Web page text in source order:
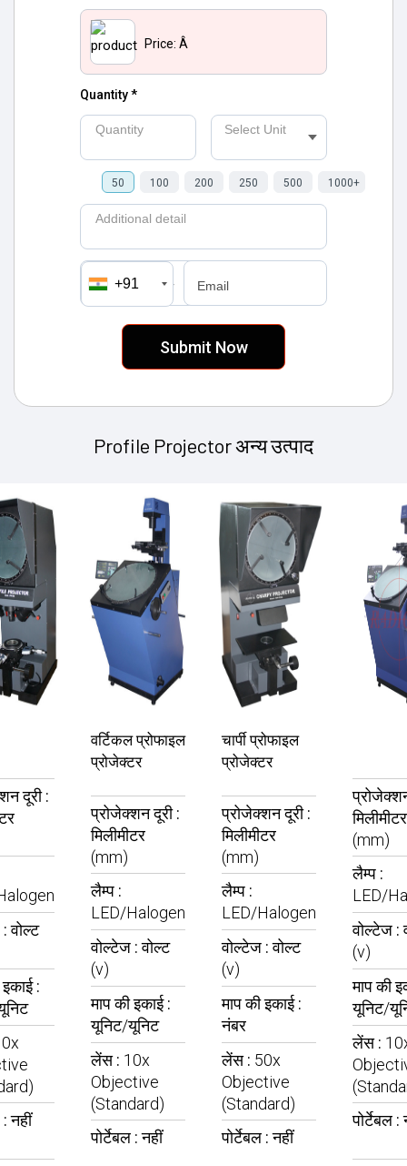
Price:Â
Quantity *
Quantity Select Unit
50 100 200 250 500 1000+
Additional detail
+91
मोबाइल number Email
Profile Projector अन्य उत्पाद
दूरी :
:वोल्ट
:
:नहीं
वर्टिकल प्रोफाइल
प्रोजेक्टर
प्रोजेक्शन दूरी :
मिलीमीटर
(mm)
लैम्प :
LED/Halogen
वोल्टेज :वोल्ट
(v)
माप की इकाई :
यूनिट/यूनिट
लेंस : 10x
Objective
(Standard)
पोर्टेबल :नहीं
चार्पी प्रोफाइल
प्रोजेक्टर
प्रोजेक्शन दूरी :
मिलीमीटर
(mm)
लैम्प :
LED/Halogen
वोल्टेज :वोल्ट
(v)
माप की इकाई :
नंबर
लेंस : 50x
Objective
(Standard)
पोर्टेबल :नहीं
मिलीमीटर
(mm)
लैम्प :
LED/
वोल्टेज :
(v)
माप की
यूनिट/
लेंस :
पोर्टेबल :